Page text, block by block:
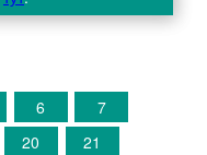
6
7
20
21